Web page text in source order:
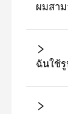
ผมสา
ฉันใช้